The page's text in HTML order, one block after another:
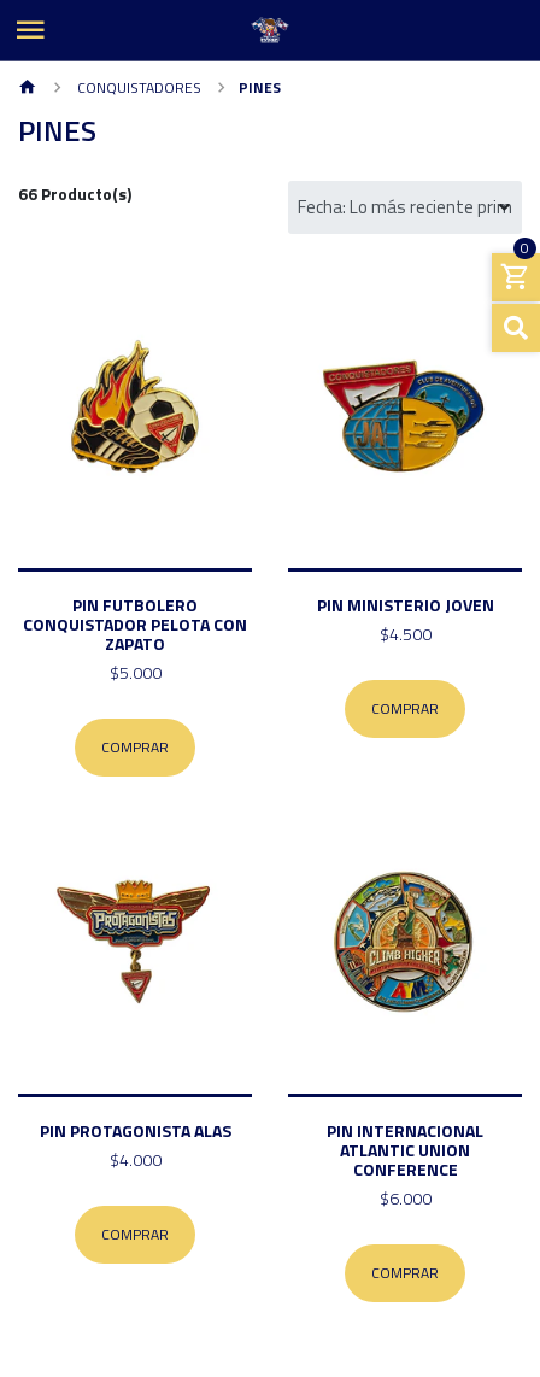
0
CONQUISTADORES PINES
PINES
66 Producto(s)
PIN FUTBOLERO
CONQUISTADOR PELOTA CON
ZAPATO
$5.000
COMPRAR
PIN MINISTERIO JOVEN
$4.500
COMPRAR
PIN PROTAGONISTA ALAS
$4.000
COMPRAR
PIN INTERNACIONAL
ATLANTIC UNION
CONFERENCE
$6.000
COMPRAR